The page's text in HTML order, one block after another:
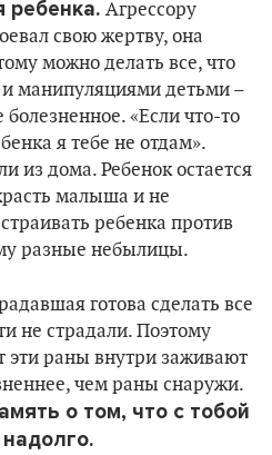
ребенка. Агрессору
свою жертву, она
можно делать все, что
и манипуляциями детьми –
«Если что-то
я тебе не отдам».
из дома. Ребенок остается
малыша и не
ребенка против
разные небылицы.
готова сделать все
не страдали. Поэтому
эти раны внутри заживают
чем раны снаружи.
о том, что с тобой